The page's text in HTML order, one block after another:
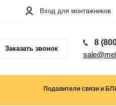
Вход для монтажников
Заказать звонок
8
Подавители связи и